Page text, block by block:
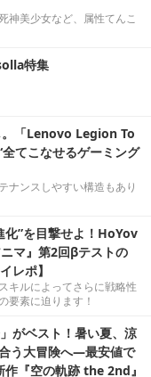
神美少女など、属性てんこ
特集
「Lenovo Legion To
てこなせるゲーミング
ナンスしやすい構造もあり
化”を目撃せよ！HoYov
マ』第2回βテストの
レポ】
キルによってさらに戦略性
要素に迫ります！
がベスト！暑い夏、涼
う大冒険へ―最安値で
『空の軌跡 the 2nd』